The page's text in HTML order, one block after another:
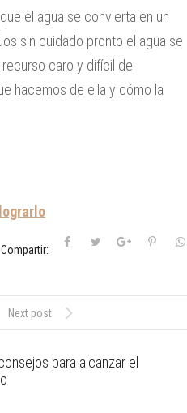
el agua se convierta en un
sin cuidado pronto el agua se
caro y difícil de
hacemos de ella y cómo la
Compartir:
Next post
para alcanzar el